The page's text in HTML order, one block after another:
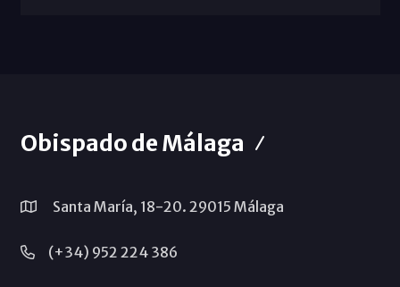
Obispado de Málaga
Santa María, 18-20. 29015 Málaga
(+34) 952 224 386